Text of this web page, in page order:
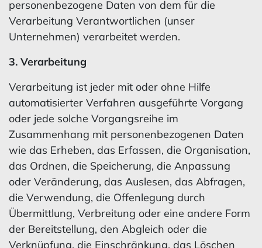
personenbezogene Daten von dem für die
Verarbeitung Verantwortlichen (unser
Unternehmen) verarbeitet werden.
3. Verarbeitung
Verarbeitung ist jeder mit oder ohne Hilfe
automatisierter Verfahren ausgeführte Vorgang
oder jede solche Vorgangsreihe im
Zusammenhang mit personenbezogenen Daten
wie das Erheben, das Erfassen, die Organisation,
das Ordnen, die Speicherung, die Anpassung
oder Veränderung, das Auslesen, das Abfragen,
die Verwendung, die Offenlegung durch
Übermittlung, Verbreitung oder eine andere Form
der Bereitstellung, den Abgleich oder die
Verknüpfung, die Einschränkung, das Löschen